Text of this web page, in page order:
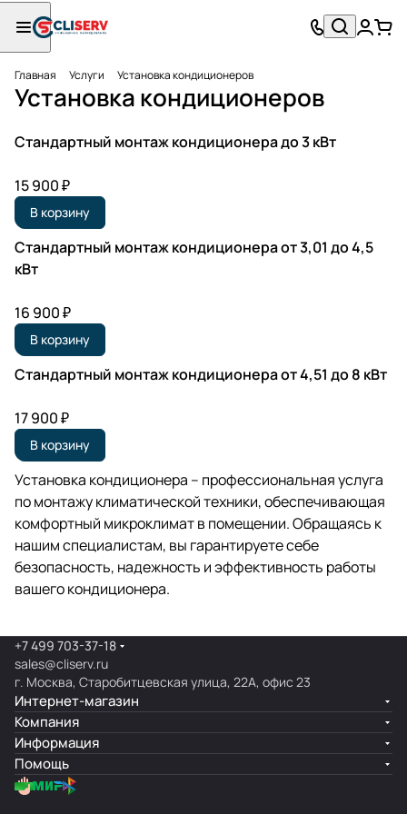
Главная Услуги Установка кондиционеров
Установка кондиционеров
Стандартный монтаж кондиционера до 3 кВт
15 900 ₽
В корзину
Стандартный монтаж кондиционера от 3,01 до 4,5
кВт
16 900 ₽
В корзину
Стандартный монтаж кондиционера от 4,51 до 8 кВт
17 900 ₽
В корзину
Установка кондиционера – профессиональная услуга
по монтажу климатической техники, обеспечивающая
комфортный микроклимат в помещении. Обращаясь к
нашим специалистам, вы гарантируете себе
безопасность, надежность и эффективность работы
вашего кондиционера.
+7 499 703-37-18
sales@cliserv.ru
г. Москва, Старобитцевская улица, 22А, офис 23
Интернет-магазин
Компания
Информация
Помощь